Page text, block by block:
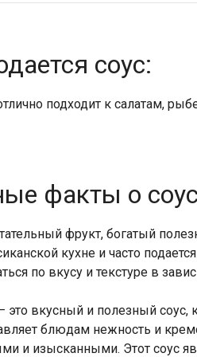
соус:
подходит к салатам,
факты о
фрукт, богатый
кухне и часто
по вкусу и текстуре в
это вкусный и полезный
блюдам нежность и
и изысканными. Этот соус